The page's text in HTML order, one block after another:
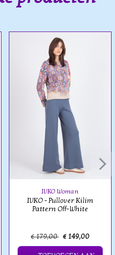
IVKO Woman
IVKO - Pullover Kilim
Pattern Off-White
€ 179,00 € 149,00